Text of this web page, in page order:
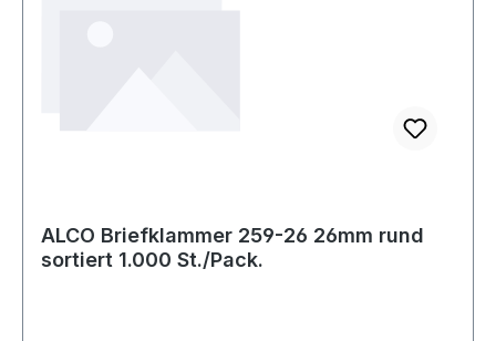
ALCO Briefklammer 259-26 26mm rund
sortiert 1.000 St./Pack.